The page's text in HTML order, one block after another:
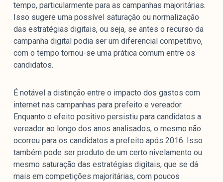
tempo, particularmente para as campanhas majoritárias.
Isso sugere uma possível saturação ou normalização
das estratégias digitais, ou seja, se antes o recurso da
campanha digital podia ser um diferencial competitivo,
com o tempo tornou-se uma prática comum entre os
candidatos.
É notável a distinção entre o impacto dos gastos com
internet nas campanhas para prefeito e vereador.
Enquanto o efeito positivo persistiu para candidatos a
vereador ao longo dos anos analisados, o mesmo não
ocorreu para os candidatos a prefeito após 2016. Isso
também pode ser produto de um certo nivelamento ou
mesmo saturação das estratégias digitais, que se dá
mais em competições majoritárias, com poucos